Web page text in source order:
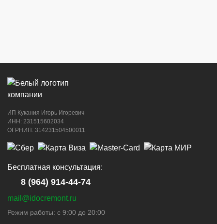
г. Новороссийск, ул. Котанова, 4
8 (964) 914-44-74
8 (964) 914-44-74
ИП Кукания Игорь Игоревич
ИНН: 231515602034
ОГРНИП: 314231504500011
Бесплатная консультация:
8 (964) 914-44-74
mail@idocremont.ru
Режим работы: с 9:00 до 20:00